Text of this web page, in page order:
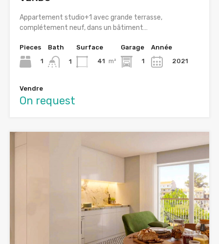
Appartement studio+1 avec grande terrasse,
complétement neuf, dans un bâtiment…
Pieces
1
Bath
1
Surface
41 m²
Garage
1
Année
2021
Vendre
On request